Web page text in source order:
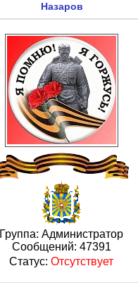
Назаров
Группа: Администратор
Сообщений: 47391
Статус: Отсутствует